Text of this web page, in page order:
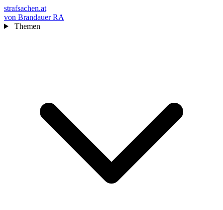
strafsachen.at
von Brandauer RA
Themen